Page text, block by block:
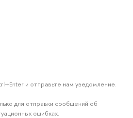
и отправьте нам уведомление.
для отправки сообщений об
ошибках.